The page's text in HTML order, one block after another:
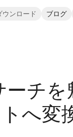
ウンロード ブログ
チを
へ変